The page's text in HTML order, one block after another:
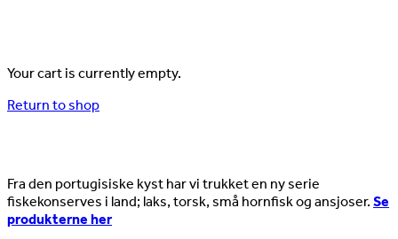
Your cart is currently empty.
Return to shop
Fra den portugisiske kyst har vi trukket en ny serie
fiskekonserves i land; laks, torsk, små hornfisk og ansjoser. Se
produkterne her